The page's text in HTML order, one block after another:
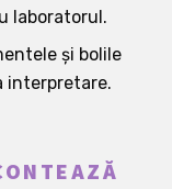
laboratorul.
și bolile
interpretare.